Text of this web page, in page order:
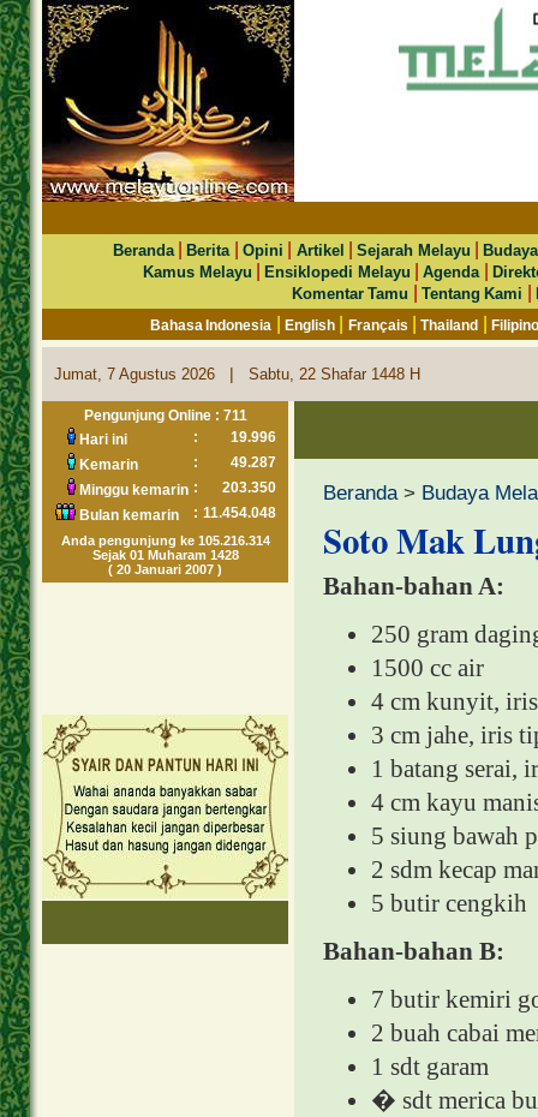
Beranda|Berita Opini Artikel |Sejarah Melayu |
Kamus Melayu
|Ensiklopedi Melayu |Agenda |
Komentar Tamu
|Tentang Kami |
Bahasa Indonesia |English Français |Thailand |
Jumat, 7 Agustus 2026 | Sabtu, 22 Shafar 1448 H
Pengunjung Online : 711
Hari ini
:
19.996
Kemarin
:
49.287
Minggu kemarin :
203.350
Bulan kemarin
: 11.454.048
Anda pengunjung ke 105.216.314
Sejak 01 Muharam 1428
( 20 Januari 2007 )
Beranda> Budaya
Soto Mak
Bahan-bahan A:
250 gram
1500 cc air
4 cm kunyit,
3 cm jahe, iris
1 batang serai,
4 cm kayu
5 siung bawah
2 sdm kecap
5 butir cengkih
Bahan-bahan B:
7 butir kemiri
2 buah cabai
1 sdt garam
� sdt merica